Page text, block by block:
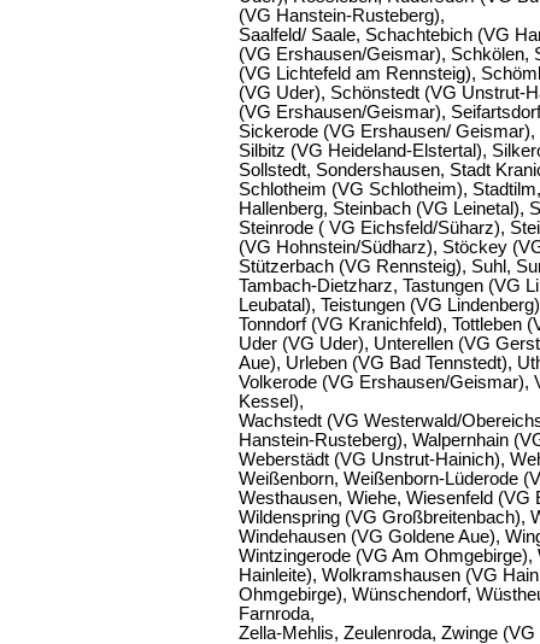
(VG Hanstein-Rusteberg),
Saalfeld/ Saale, Schachtebich (VG
(VG Ershausen/Geismar), Schkölen,
(VG Lichtefeld am Rennsteig),
(VG Uder), Schönstedt (VG Unstrut-
(VG Ershausen/Geismar),
Sickerode (VG Ershausen/
Silbitz (VG Heideland-Elstertal),
Sollstedt, Sondershausen, Stadt
Schlotheim (VG Schlotheim),
Hallenberg, Steinbach (VG Leinetal),
Steinrode ( VG Eichsfeld/Süharz),
(VG Hohnstein/Südharz), Stöckey
Stützerbach (VG Rennsteig), Suhl,
Tambach-Dietzharz, Tastungen (VG
Leubatal), Teistungen (VG
Tonndorf (VG Kranichfeld), Tottleben
Uder (VG Uder), Unterellen (VG
Aue), Urleben (VG Bad Tennstedt),
Volkerode (VG Ershausen/Geismar),
Kessel),
Wachstedt (VG Westerwald/
Hanstein-Rusteberg), Walpernhain
Weberstädt (VG Unstrut-Hainich),
Weißenborn, Weißenborn-Lüderode
Westhausen, Wiehe, Wiesenfeld (VG
Wildenspring (VG Großbreitenbach),
Windehausen (VG Goldene Aue),
Wintzingerode (VG Am Ohmgebirge),
Hainleite), Wolkramshausen (VG
Ohmgebirge), Wünschendorf,
Farnroda,
Zella-Mehlis, Zeulenroda, Zwinge